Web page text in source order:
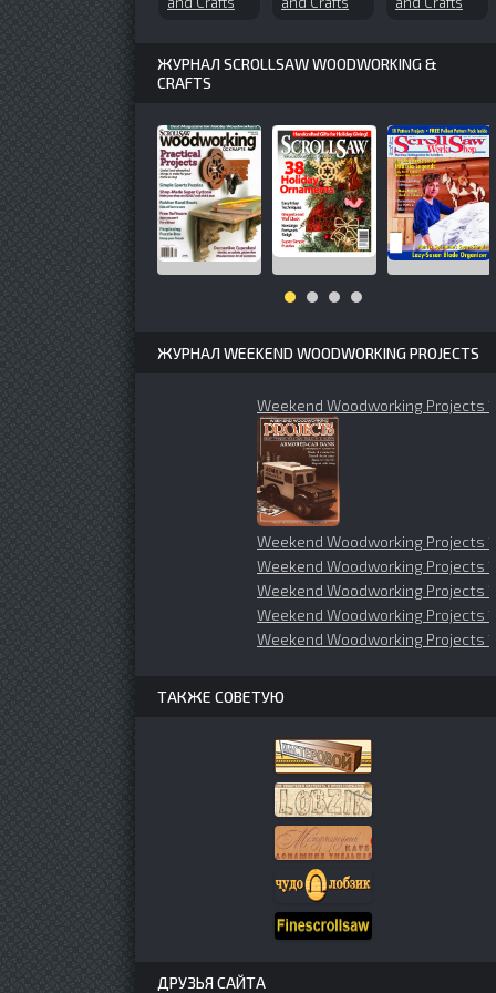
Holiday)
ЖУРНАЛ SCROLLSAW WOODWORKING &
CRAFTS
ЖУРНАЛ WEEKEND WOODWORKING PROJECTS
Weekend Woodworking Projects
Weekend Woodworking Projects
Weekend Woodworking Projects
Weekend Woodworking Projects
Weekend Woodworking Projects
Weekend Woodworking Projects
ТАКЖЕ СОВЕТУЮ
ДРУЗЬЯ САЙТА